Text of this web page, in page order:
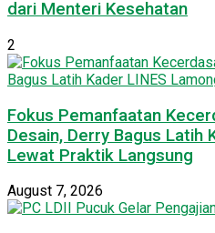
dari Menteri Kesehatan
2
Fokus Pemanfaatan
Desain, Derry Bagus Latih
Lewat Praktik Langsung
August 7, 2026